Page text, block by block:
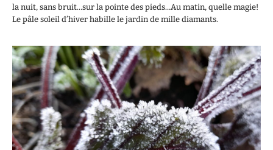
la nuit, sans bruit…sur la pointe des pieds…Au matin, quelle magie!
Le pâle soleil d’hiver habille le jardin de mille diamants.